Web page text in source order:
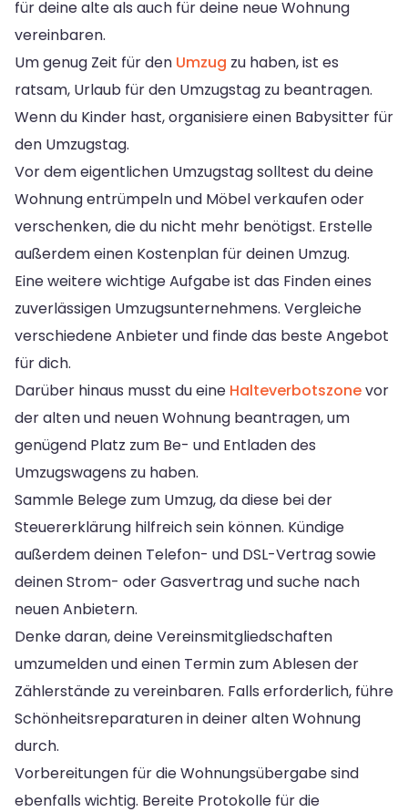
für deine alte als auch für deine neue Wohnung
vereinbaren.
Um genug Zeit für den Umzug zu haben, ist es
ratsam, Urlaub für den Umzugstag zu beantragen.
Wenn du Kinder hast, organisiere einen Babysitter für
den Umzugstag.
Vor dem eigentlichen Umzugstag solltest du deine
Wohnung entrümpeln und Möbel verkaufen oder
verschenken, die du nicht mehr benötigst. Erstelle
außerdem einen Kostenplan für deinen Umzug.
Eine weitere wichtige Aufgabe ist das Finden eines
zuverlässigen Umzugsunternehmens. Vergleiche
verschiedene Anbieter und finde das beste Angebot
für dich.
Darüber hinaus musst du eine Halteverbotszonevor
der alten und neuen Wohnung beantragen, um
genügend Platz zum Be- und Entladen des
Umzugswagens zu haben.
Sammle Belege zum Umzug, da diese bei der
Steuererklärung hilfreich sein können. Kündige
außerdem deinen Telefon- und DSL-Vertrag sowie
deinen Strom- oder Gasvertrag und suche nach
neuen Anbietern.
Denke daran, deine Vereinsmitgliedschaften
umzumelden und einen Termin zum Ablesen der
Zählerstände zu vereinbaren. Falls erforderlich, führe
Schönheitsreparaturen in deiner alten Wohnung
durch.
Vorbereitungen für die Wohnungsübergabe sind
ebenfalls wichtig. Bereite Protokolle für die